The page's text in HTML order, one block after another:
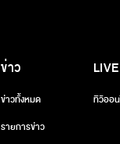
ข่าว
ข่าวทั้งหมด
รายการข่าว
LIVE
ทีวีออ